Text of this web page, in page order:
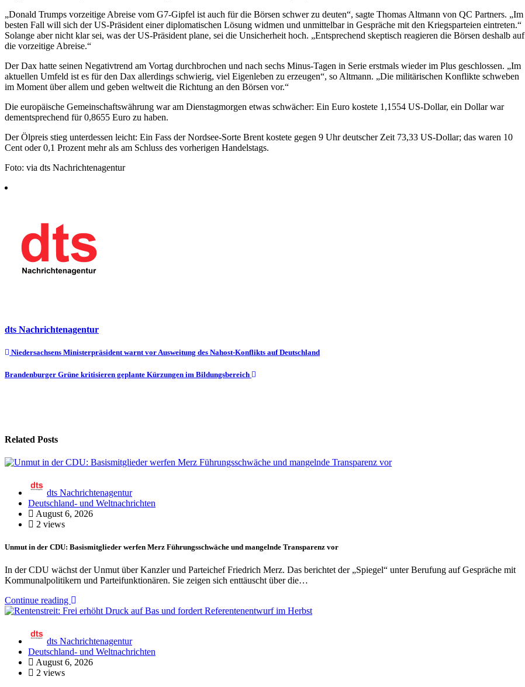
„Donald Trumps vorzeitige Abreise vom G7-Gipfel ist auch für die Börsen schwer zu deuten“, sagte Thomas Altmann von QC Partners. „Im
besten Fall will sich der US-Präsident einer diplomatischen Lösung widmen und unmittelbar in Gespräche mit den Kriegsparteien eintreten.“
Solange aber nicht klar sei, was der US-Präsident plane, sei die Unsicherheit hoch. „Entsprechend skeptisch reagieren die Börsen deshalb auf
die vorzeitige Abreise.“
Der Dax hatte seinen Negativtrend am Vortag durchbrochen und nach sechs Minus-Tagen in Serie erstmals wieder im Plus geschlossen. „Im
aktuellen Umfeld ist es für den Dax allerdings schwierig, viel Eigenleben zu erzeugen“, so Altmann. „Die militärischen Konflikte schweben
im Moment über allem und geben weltweit die Richtung an den Börsen vor.“
Die europäische Gemeinschaftswährung war am Dienstagmorgen etwas schwächer: Ein Euro kostete 1,1554 US-Dollar, ein Dollar war
dementsprechend für 0,8655 Euro zu haben.
Der Ölpreis stieg unterdessen leicht: Ein Fass der Nordsee-Sorte Brent kostete gegen 9 Uhr deutscher Zeit 73,33 US-Dollar; das waren 10
Cent oder 0,1 Prozent mehr als am Schluss des vorherigen Handelstags.
Foto: via dts Nachrichtenagentur
dts Nachrichtenagentur
Beitragsnavigation
Niedersachsens Ministerpräsident warnt vor Ausweitung des Nahost-Konflikts auf Deutschland
Brandenburger Grüne kritisieren geplante Kürzungen im Bildungsbereich
Related Posts
dts Nachrichtenagentur
Deutschland- und Weltnachrichten
August 6, 2026
2 views
Unmut in der CDU: Basismitglieder werfen Merz Führungsschwäche und mangelnde Transparenz vor
In der CDU wächst der Unmut über Kanzler und Parteichef Friedrich Merz. Das berichtet der „Spiegel“ unter Berufung auf Gespräche mit
Kommunalpolitikern und Parteifunktionären. Sie zeigen sich enttäuscht über die…
Continue reading
dts Nachrichtenagentur
Deutschland- und Weltnachrichten
August 6, 2026
2 views